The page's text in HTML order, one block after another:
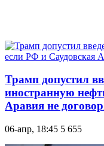
Трамп допустил
иностранную
Аравия не
06-апр, 18:45 5 655